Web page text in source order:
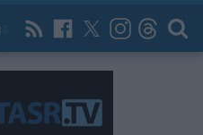
News Now Archív